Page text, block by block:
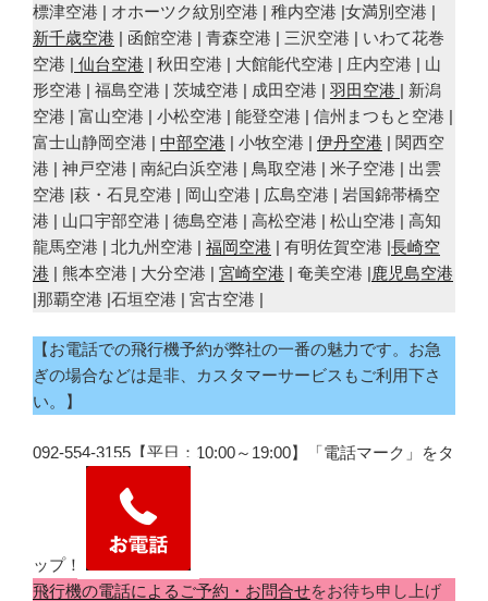
標津空港 | オホーツク紋別空港 | 稚内空港 |女満別空港 |
新千歳空港 | 函館空港 | 青森空港 | 三沢空港 | いわて花巻
空港 | 仙台空港 | 秋田空港 | 大館能代空港 | 庄内空港 | 山
形空港 | 福島空港 | 茨城空港 | 成田空港 | 羽田空港 | 新潟
空港 | 富山空港 | 小松空港 | 能登空港 | 信州まつもと空港 |
富士山静岡空港 | 中部空港 | 小牧空港 | 伊丹空港 | 関西空
港 | 神戸空港 | 南紀白浜空港 | 鳥取空港 | 米子空港 | 出雲
空港 |萩・石見空港 | 岡山空港 | 広島空港 | 岩国錦帯橋空
港 | 山口宇部空港 | 徳島空港 | 高松空港 | 松山空港 | 高知
龍馬空港 | 北九州空港 | 福岡空港 | 有明佐賀空港 |長崎空
港 | 熊本空港 | 大分空港 | 宮崎空港 | 奄美空港 |鹿児島空港
|那覇空港 |石垣空港 | 宮古空港 |
【お電話での飛行機予約が弊社の一番の魅力です。お急
ぎの場合などは是非、カスタマーサービスもご利用下さ
い。】
092-554-3155【平日：10:00～19:00】「電話マーク」をタ
ップ！
飛行機の電話によるご予約・お問合せをお待ち申し上げ